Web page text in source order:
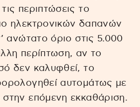
περιπτώσεις το
ηλεκτρονικών δαπανών
ανώτατο όριο στις 5.000
περίπτωση, αν το
δεν καλυφθεί, το
αυτομάτως με
στην επόμενη εκκαθάριση.